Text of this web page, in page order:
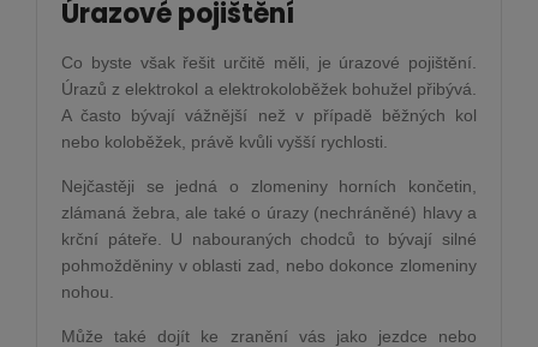
Úrazové pojištění
Co byste však řešit určitě měli, je úrazové pojištění.
Úrazů z elektrokol a elektrokoloběžek bohužel přibývá.
A často bývají vážnější než v případě běžných kol
nebo koloběžek, právě kvůli vyšší rychlosti.
Nejčastěji se jedná o zlomeniny horních končetin,
zlámaná žebra, ale také o úrazy (nechráněné) hlavy a
krční páteře. U nabouraných chodců to bývají silné
pohmožděniny v oblasti zad, nebo dokonce zlomeniny
nohou.
Může také dojít ke zranění vás jako jezdce nebo